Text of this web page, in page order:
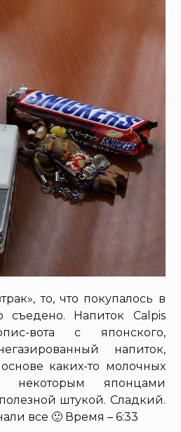
то, что покупалось в
Напиток Calpis
вота с японского,
напиток,
каких-то молочных
некоторым японцами
штукой. Сладкий.
все 🙂 Время – 6:33